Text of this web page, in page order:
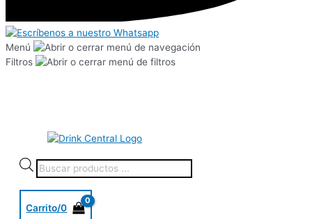
Menú
Filtros
Carrito/0